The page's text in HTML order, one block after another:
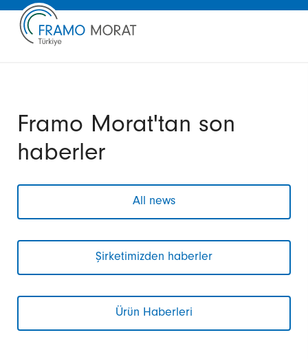
Framo Morat'tan son
haberler
All news
Şirketimizden haberler
Ürün Haberleri